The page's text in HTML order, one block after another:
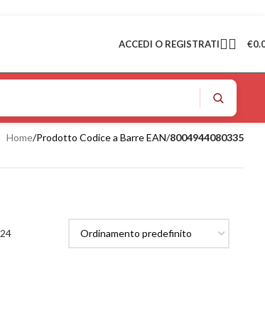
ACCEDI O REGISTRATI €
Home/Prodotto Codice a Barre EAN/8004944080335
24